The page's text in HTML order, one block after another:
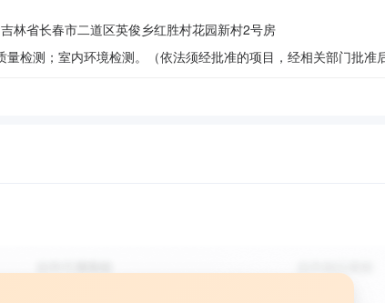
吉林省长春市二道区英俊乡红胜村花园新村2号房